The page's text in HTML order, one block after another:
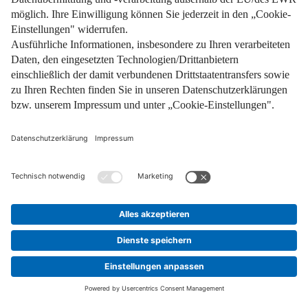
Wie kann ich mich gegen mehrere
Interessenten bei einer
Hausbesichtigung durchsetzen?
Um sich gegen andere Interessenten durchzusetzen,
erforderlichen Unterlagen (Finanzierungsbestätigung oder
auf einen sympathischen und verlässlichen Eindruck.
Erscheinen Sie pünktlich und verhalten Sie sich höflich. So
kommen Sie zuverlässig rüber. Wenn Sie gezielte und
interessierte Fragen zur Immobilie stellen, zeigen Sie, dass
Sie sich mit der Gegend und dem Objekt befasst haben.
Flexibilität beim Besichtigungstermin kommt ebenfalls gut
an. Garantieren können wir Ihnen zwar nichts, diese